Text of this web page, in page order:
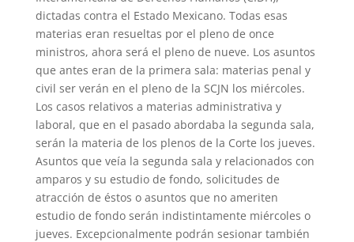
dictadas contra el Estado Mexicano. Todas esas
materias eran resueltas por el pleno de once
ministros, ahora será el pleno de nueve. Los asuntos
que antes eran de la primera sala: materias penal y
civil ser verán en el pleno de la SCJN los miércoles.
Los casos relativos a materias administrativa y
laboral, que en el pasado abordaba la segunda sala,
serán la materia de los plenos de la Corte los jueves.
Asuntos que veía la segunda sala y relacionados con
amparos y su estudio de fondo, solicitudes de
atracción de éstos o asuntos que no ameriten
estudio de fondo serán indistintamente miércoles o
jueves. Excepcionalmente podrán sesionar también